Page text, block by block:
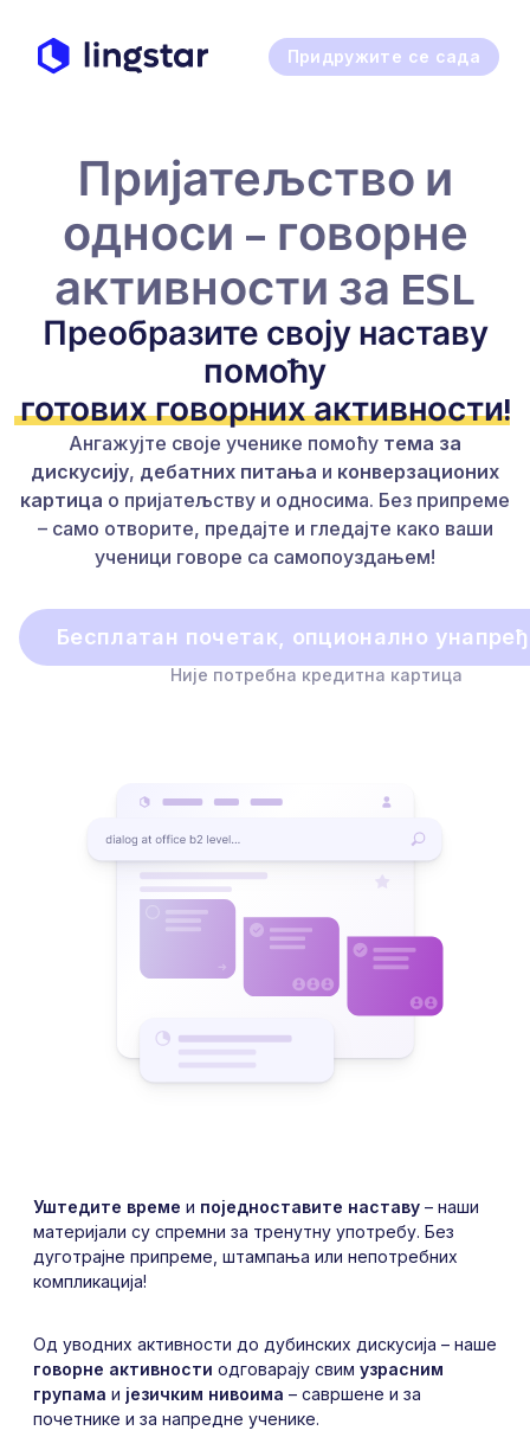
Придружите се сада
Пријатељство и
односи – говорне
активности за ESL
Преобразите своју наставу
помоћу
готових говорних активности!
Ангажујте своје ученике помоћу тема за
дискусију, дебатних питања и конверзационих
картица о пријатељству и односима. Без припреме
– само отворите, предајте и гледајте како ваши
ученици говоре са самопоуздањем!
Бесплатан почетак, опционално
Није потребна кредитна картица
Уштедите време и поједноставите наставу – наши
материјали су спремни за тренутну употребу. Без
дуготрајне припреме, штампања или непотребних
компликација!
Од уводних активности до дубинских дискусија – наше
говорне активности одговарају свим узрасним
групама и језичким нивоима – савршене и за
почетнике и за напредне ученике.